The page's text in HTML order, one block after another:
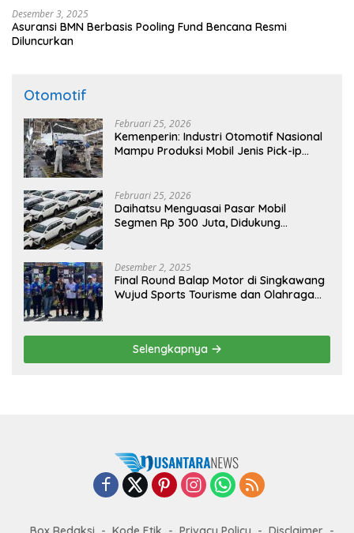
Desember 3, 2025
Asuransi BMN Berbasis Pooling Fund Bencana Resmi
Diluncurkan
Otomotif
Februari 25, 2026
Kemenperin: Industri Otomotif Nasional
Mampu Produksi Mobil Jenis Pick-ip
Februari 25, 2026
Daihatsu Menguasai Pasar Mobil
Segmen Rp 300 Juta, Didukung
Desember 2, 2025
Final Round Balap Motor di Singkawang
Wujud Sports Tourisme dan Olahraga
Selengkapnya